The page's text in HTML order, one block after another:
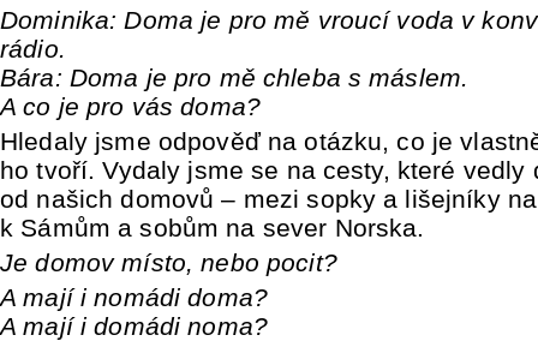
Dominika: Doma je pro mě vroucí voda v
rádio.
Bára: Doma je pro mě chleba s máslem.
A co je pro vás doma?
Hledaly jsme odpověď na otázku, co je
ho tvoří. Vydaly jsme se na cesty, které vedly
od našich domovů – mezi sopky a lišejníky
k Sámům a sobům na sever Norska.
Je domov místo, nebo pocit?
A mají i nomádi doma?
A mají i domádi noma?